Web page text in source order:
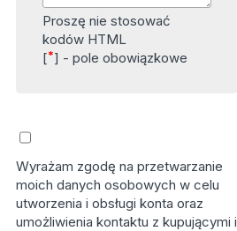
Proszę nie stosować
kodów HTML
[*] - pole obowiązkowe
Wyrażam zgodę na przetwarzanie
moich danych osobowych w celu
utworzenia i obsługi konta oraz
umożliwienia kontaktu z kupującymi i